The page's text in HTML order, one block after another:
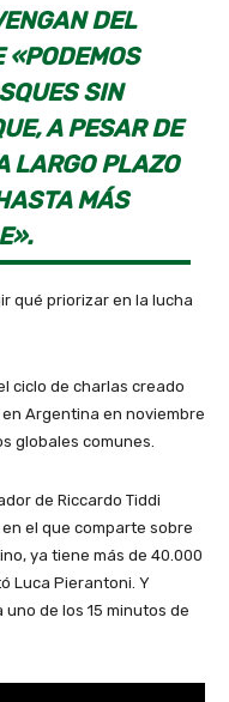
DEL
«PODEMOS
SIN
A PESAR DE
LARGO PLAZO
MÁS
qué priorizar en la lucha
ciclo de charlas creado
Argentina en noviembre
globales comunes.
de Riccardo Tiddi
el que comparte sobre
ya tiene más de 40.000
Luca Pierantoni. Y
de los 15 minutos de